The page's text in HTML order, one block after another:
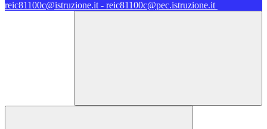
reic81100c@istruzione.it - reic81100c@pec.istruzione.it